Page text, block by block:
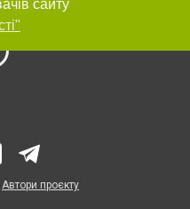
сайту
Автори проєкту